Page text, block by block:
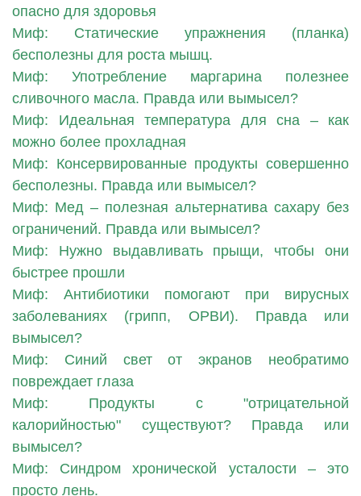
опасно для здоровья
Миф: Статические упражнения (планка)
бесполезны для роста мышц.
Миф: Употребление маргарина полезнее
сливочного масла. Правда или вымысел?
Миф: Идеальная температура для сна – как
можно более прохладная
Миф: Консервированные продукты совершенно
бесполезны. Правда или вымысел?
Миф: Мед – полезная альтернатива сахару без
ограничений. Правда или вымысел?
Миф: Нужно выдавливать прыщи, чтобы они
быстрее прошли
Миф: Антибиотики помогают при вирусных
заболеваниях (грипп, ОРВИ). Правда или
вымысел?
Миф: Синий свет от экранов необратимо
повреждает глаза
Миф: Продукты с "отрицательной
калорийностью" существуют? Правда или
вымысел?
Миф: Синдром хронической усталости – это
просто лень.